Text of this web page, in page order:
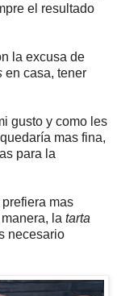
el resultado
la excusa de
en casa, tener
gusto y como les
mas fina,
para la
mas
la tarta
necesario